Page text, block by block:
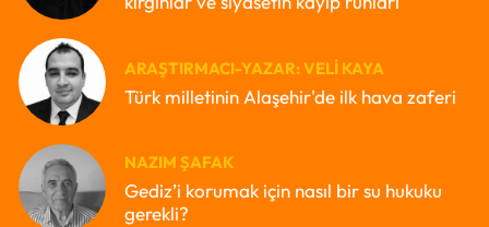
ARAŞTIRMACI-YAZAR: VELI KAYA
Türk milletinin Alaşehir'de ilk hava zaferi
NAZIM ŞAFAK
Gediz’i korumak için nasıl bir su hukuku
gerekli?